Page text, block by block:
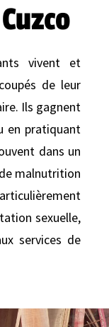
vivent et
de leur
Ils gagnent
en pratiquant
dans un
malnutrition
sexuelle,
services de